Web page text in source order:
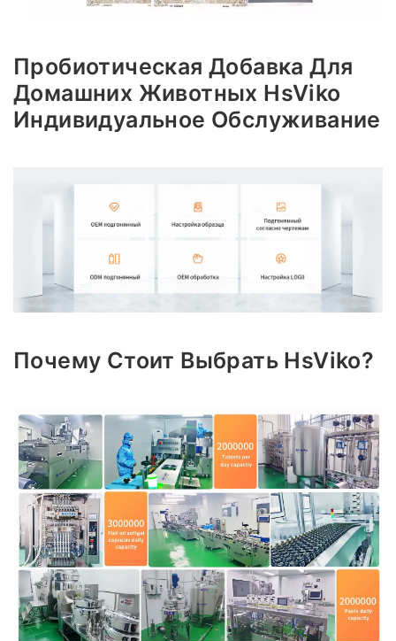
Пробиотическая Добавка Для
Домашних Животных HsViko
Индивидуальное Обслуживание
Почему Стоит Выбрать HsViko?